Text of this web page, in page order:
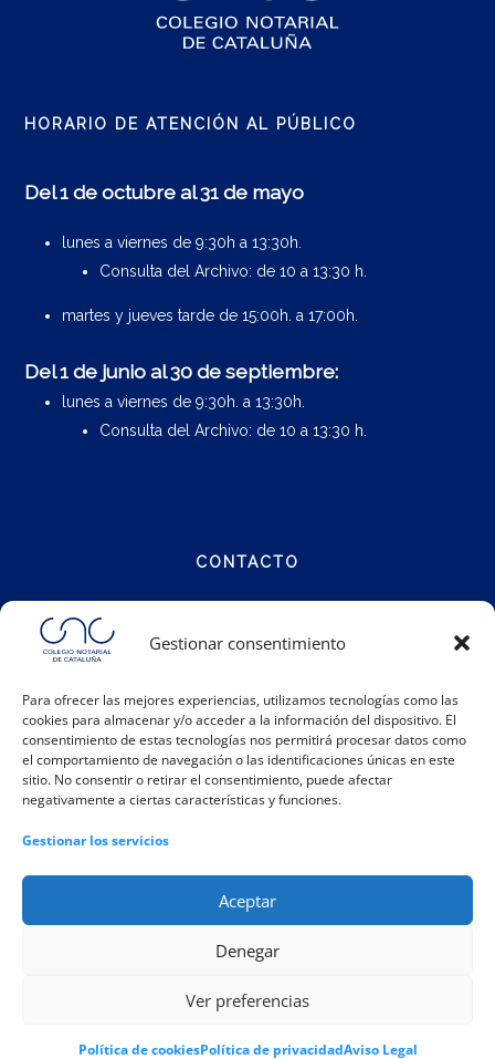
Gestionar consentimiento
Para ofrecer las mejores experiencias, utilizamos tecnologías como las
cookies para almacenar y/o acceder a la información del dispositivo. El
consentimiento de estas tecnologías nos permitirá procesar datos como
el comportamiento de navegación o las identificaciones únicas en este
sitio. No consentir o retirar el consentimiento, puede afectar
negativamente a ciertas características y funciones.
Gestionar los servicios
Aceptar
Denegar
Ver preferencias
Política de cookiesPolítica de privacidadAviso Legal
HORARIO DE ATENCIÓN AL PÚBLICO
Del 1 de octubre al 31 de mayo
lunes a viernes de 9:30h a 13:30h.
Consulta del Archivo: de 10 a 13:30 h.
martes y jueves tarde de 15:00h. a 17:00h.
Del 1 de junio al 30 de septiembre:
lunes a viernes de 9:30h. a 13:30h.
Consulta del Archivo: de 10 a 13:30 h.
CONTACTO
Teléfono:93 317 48 00
Email:info@catalunya.notariado.org
Registro de actividades|Canal Interno de Información